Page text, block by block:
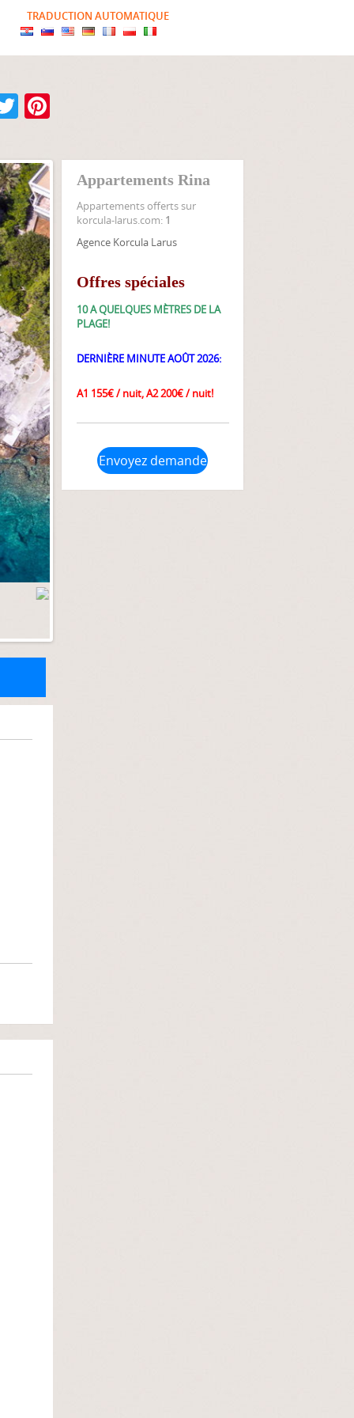
TRADUCTION AUTOMATIQUE
Twitter
Appartements Rina
Appartements offerts sur
korcula-larus.com: 1
Agence Korcula Larus
Offres spéciales
10 A QUELQUES MÈTRES DE LA
PLAGE!
DERNIÈRE MINUTE AOÛT 2026:
A1 155€/ nuit,A2 200€/ nuit!
Envoyez demande